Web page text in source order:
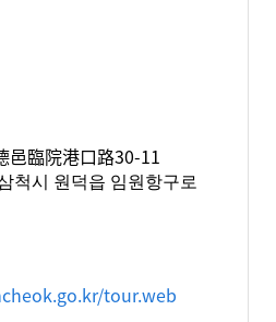
邑臨院港口路30-11
척시 원덕읍 임원항구로
tour.web